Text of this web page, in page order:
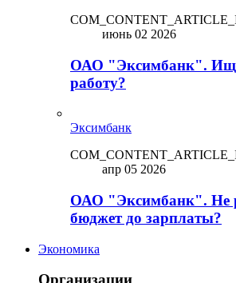
июнь 02 2026
ОАО "Эксимбанк".
работу?
Эксимбанк
апр 05 2026
ОАО "Эксимбанк". Не
бюджет до зарплаты?
Экономика